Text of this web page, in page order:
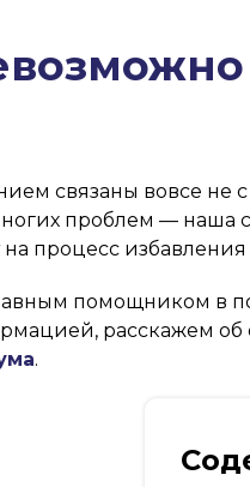
связаны вовсе не
проблем — наша
процесс
помощником в
расскажем
.